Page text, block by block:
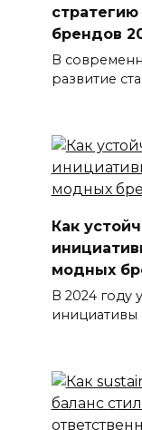
брендов
В
развитие
Как
модных
В 2024 году
инициативы